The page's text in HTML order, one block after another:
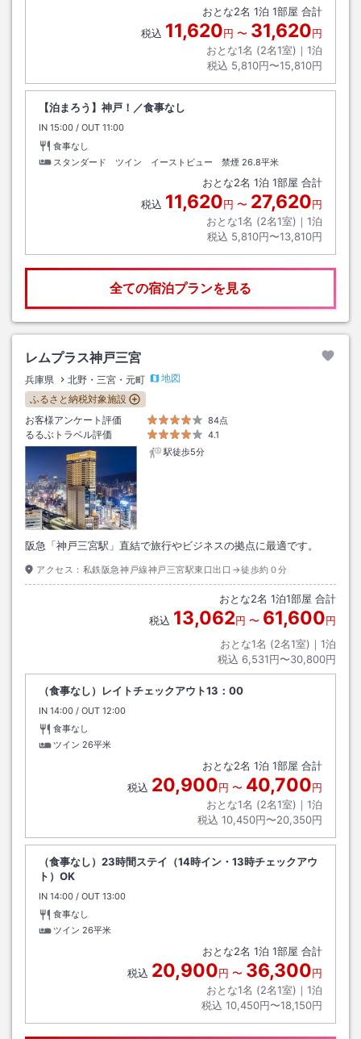
おとな2名 1泊 1部屋 合計
税込 11,620円 〜 31,620円
おとな1名 (2名1室)｜ 1泊
税込 5,810円〜15,810円
【泊まろう】神戸！／食事なし
IN チェックイン
15:00 / OUT チェックアウト
11:00
食事なし
スタンダード ツイン イーストビュー 禁煙 26.8平米
おとな2名 1泊 1部屋 合計
税込 11,620円 〜 27,620円
おとな1名 (2名1室)｜ 1泊
税込 5,810円〜13,810円
全ての宿泊プランを見る
レムプラス神戸三宮
兵庫県 北野・三宮・元町
地図
ふるさと納税対象施設
お客様アンケート評価
84点
るるぶトラベル評価
4.1
駅徒歩5分
阪急「神戸三宮駅」直結で旅行やビジネスの拠点に最適です。
アクセス： 私鉄阪急神戸線神戸三宮駅東口出口→徒歩約０分
おとな2名 1泊1部屋 合計
税込 13,062円 〜 61,600円
おとな1名 (2名1室)｜ 1泊
税込 6,531円〜30,800円
（食事なし）レイトチェックアウト13：00
IN チェックイン
14:00 / OUT チェックアウト
12:00
食事なし
ツイン 26平米
おとな2名 1泊 1部屋 合計
税込 20,900円 〜 40,700円
おとな1名 (2名1室)｜ 1泊
税込 10,450円〜20,350円
（食事なし）23時間ステイ（14時イン・13時チェックアウ
ト）OK
IN チェックイン
14:00 / OUT チェックアウト
13:00
食事なし
ツイン 26平米
おとな2名 1泊 1部屋 合計
税込 20,900円 〜 36,300円
おとな1名 (2名1室)｜ 1泊
税込 10,450円〜18,150円